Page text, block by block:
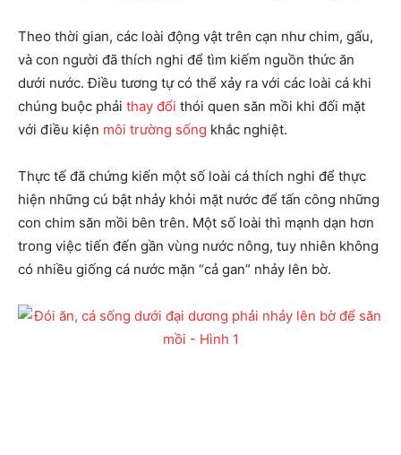
Theo thời gian, các loài động vật trên cạn như chim, gấu,
và con người đã thích nghi để tìm kiếm nguồn thức ăn
dưới nước. Điều tương tự có thể xảy ra với các loài cá khi
chúng buộc phải thay đổi thói quen săn mồi khi đối mặt
với điều kiện môi trường sống khắc nghiệt.
Thực tế đã chứng kiến một số loài cá thích nghi để thực
hiện những cú bật nhảy khỏi mặt nước để tấn công những
con chim săn mồi bên trên. Một số loài thì mạnh dạn hơn
trong việc tiến đến gần vùng nước nông, tuy nhiên không
có nhiều giống cá nước mặn “cả gan” nhảy lên bờ.